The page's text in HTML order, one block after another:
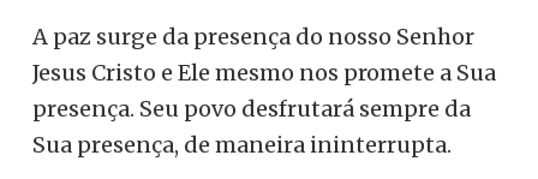
A paz surge da presença do nosso Senhor
Jesus Cristo e Ele mesmo nos promete a Sua
presença. Seu povo desfrutará sempre da
Sua presença, de maneira ininterrupta.